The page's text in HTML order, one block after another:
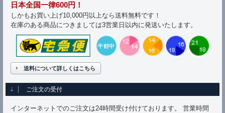
日本全国一律600円！
しかもお買い上げ10,000円以上なら送料無料です！
在庫のある商品につきましては3営業日以内に発送いたします。
送料について詳しくはこちら
ご注文の受付
インターネットでのご注文は24時間受け付けております。 営業時間